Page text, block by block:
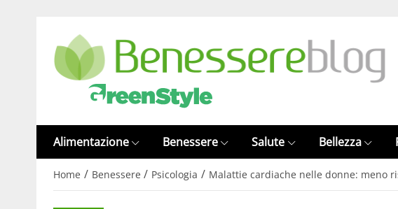
Alimentazione Benessere Salute Bellezza
Home / Benessere / Psicologia / Malattie cardiache nelle donne: meno